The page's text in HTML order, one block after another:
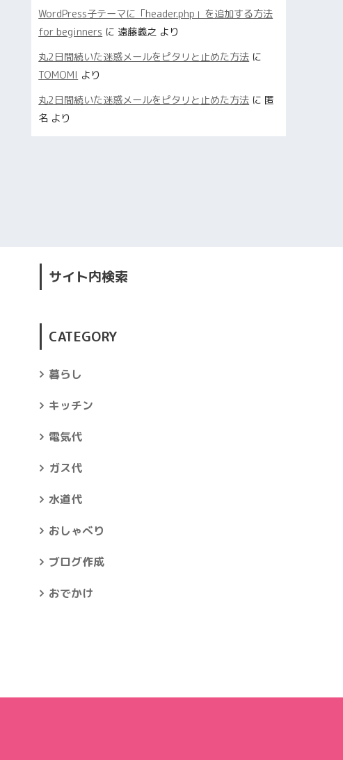
WordPress子テーマに「header.php」を追加する方法
for beginners に 遠藤義之 より
丸2日間続いた迷惑メールをピタリと止めた方法 に
TOMOMI より
丸2日間続いた迷惑メールをピタリと止めた方法 に 匿
名 より
サイト内検索
CATEGORY
暮らし
キッチン
電気代
ガス代
水道代
おしゃべり
ブログ作成
おでかけ